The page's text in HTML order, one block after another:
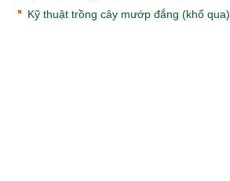
Kỹ thuật trồng cây mướp đắng (khổ qua)